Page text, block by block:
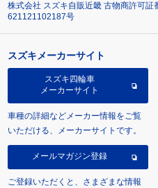
株式会社 スズキ自販近畿 古物商許可証
621121102187号
スズキメーカーサイト
スズキ四輪車
メーカーサイト
車種の詳細などメーカー情報をご覧
いただける、メーカーサイトです。
メールマガジン登録
ご登録いただくと、さまざまな情報